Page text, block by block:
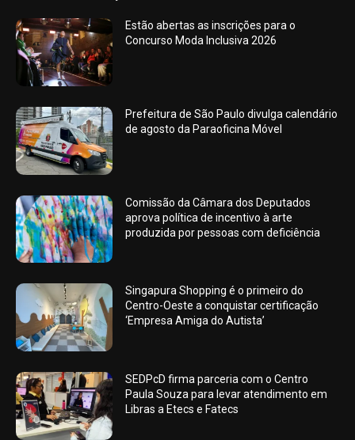
Estão abertas as inscrições para o
Concurso Moda Inclusiva 2026
Prefeitura de São Paulo divulga calendário
de agosto da Paraoficina Móvel
Comissão da Câmara dos Deputados
aprova política de incentivo à arte
produzida por pessoas com deficiência
Singapura Shopping é o primeiro do
Centro-Oeste a conquistar certificação
‘Empresa Amiga do Autista’
SEDPcD firma parceria com o Centro
Paula Souza para levar atendimento em
Libras a Etecs e Fatecs